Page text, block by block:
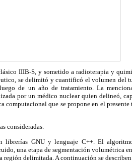
IIIB-S, y sometido a radioterapia y
se delimitó y cuantificó el volumen del
de un año de tratamiento. La
por un médico nuclear quien delineó,
que se propone en el presente
consideradas.
librerías GNU y lenguaje C++. El
una etapa de segmentación volumétrica
delimitada. A continuación se describen